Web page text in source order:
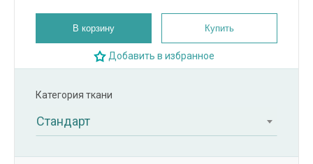
В корзину Купить
Добавить в избранное
Категория ткани
Стандарт